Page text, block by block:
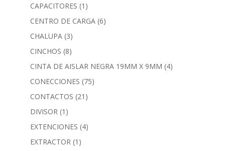
CAPACITORES (1)
CENTRO DE CARGA (6)
CHALUPA (3)
CINCHOS (8)
CINTA DE AISLAR NEGRA 19MM X 9MM (4)
CONECCIONES (75)
CONTACTOS (21)
DIVISOR (1)
EXTENCIONES (4)
EXTRACTOR (1)